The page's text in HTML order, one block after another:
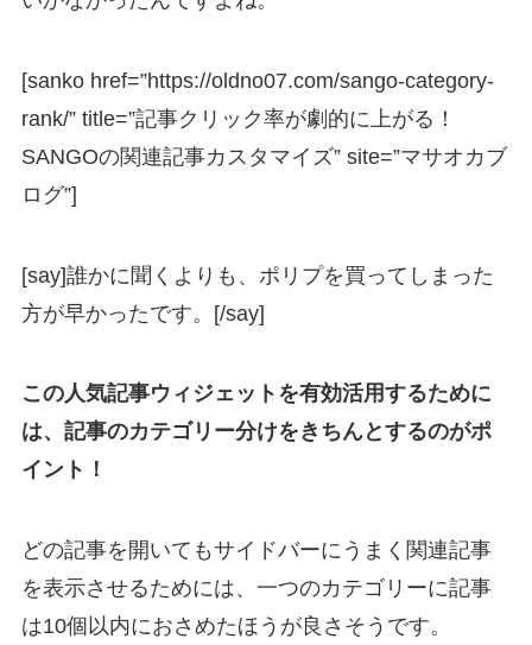
[sanko href=”https://oldno07.com/sango-category-
rank/” title=”記事クリック率が劇的に上がる！
SANGOの関連記事カスタマイズ” site=”マサオカブ
ログ”]
[say]誰かに聞くよりも、ポリプを買ってしまった
方が早かったです。[/say]
この人気記事ウィジェットを有効活用するために
は、記事のカテゴリー分けをきちんとするのがポ
イント！
どの記事を開いてもサイドバーにうまく関連記事
を表示させるためには、一つのカテゴリーに記事
は10個以内におさめたほうが良さそうです。